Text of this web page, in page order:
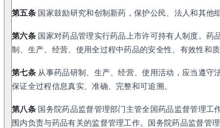
第五条国家鼓励研究和创制新药，保护公民、法人和其他
第六条国家对药品管理实行药品上市许可持有人制度。药
制、生产、经营、使用全过程中药品的安全性、有效性和
第七条从事药品研制、生产、经营、使用活动，应当遵守
保证全过程信息真实、准确、完整和可追溯。
第八条国务院药品监督管理部门主管全国药品监督管理工
围内负责与药品有关的监督管理工作。国务院药品监督管